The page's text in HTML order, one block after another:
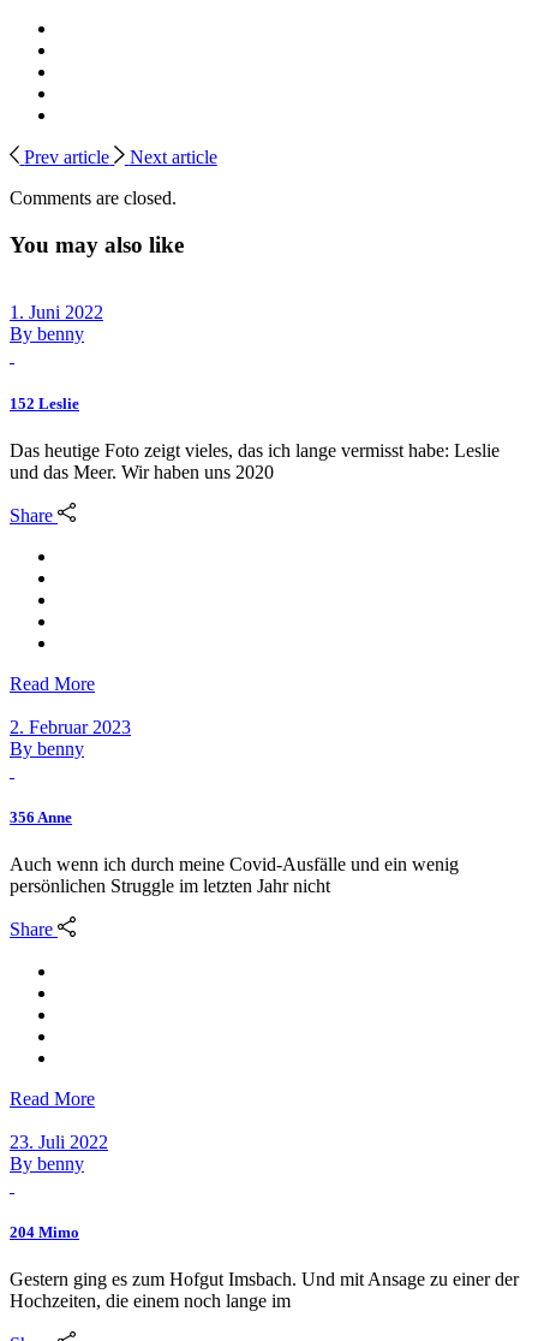
Prev article
Next article
Comments are closed.
You may also like
1. Juni 2022
By benny
152 Leslie
Das heutige Foto zeigt vieles, das ich lange vermisst habe: Leslie
und das Meer. Wir haben uns 2020
Share
Read More
2. Februar 2023
By benny
356 Anne
Auch wenn ich durch meine Covid-Ausfälle und ein wenig
persönlichen Struggle im letzten Jahr nicht
Share
Read More
23. Juli 2022
By benny
204 Mimo
Gestern ging es zum Hofgut Imsbach. Und mit Ansage zu einer der
Hochzeiten, die einem noch lange im